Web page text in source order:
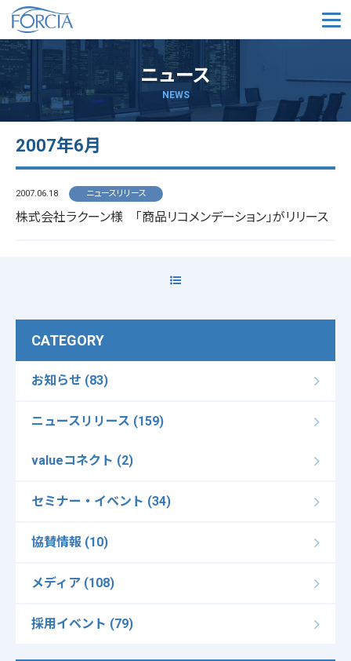
メ
ニュース
NEWS
2007年6月
2007.06.18 ニュースリリース
株式会社ラクーン様 「商品リコメンデーション」がリリース
CATEGORY
お知らせ (83)
ニュースリリース (159)
valueコネクト (2)
セミナー・イベント (34)
協賛情報 (10)
メディア (108)
採用イベント (79)